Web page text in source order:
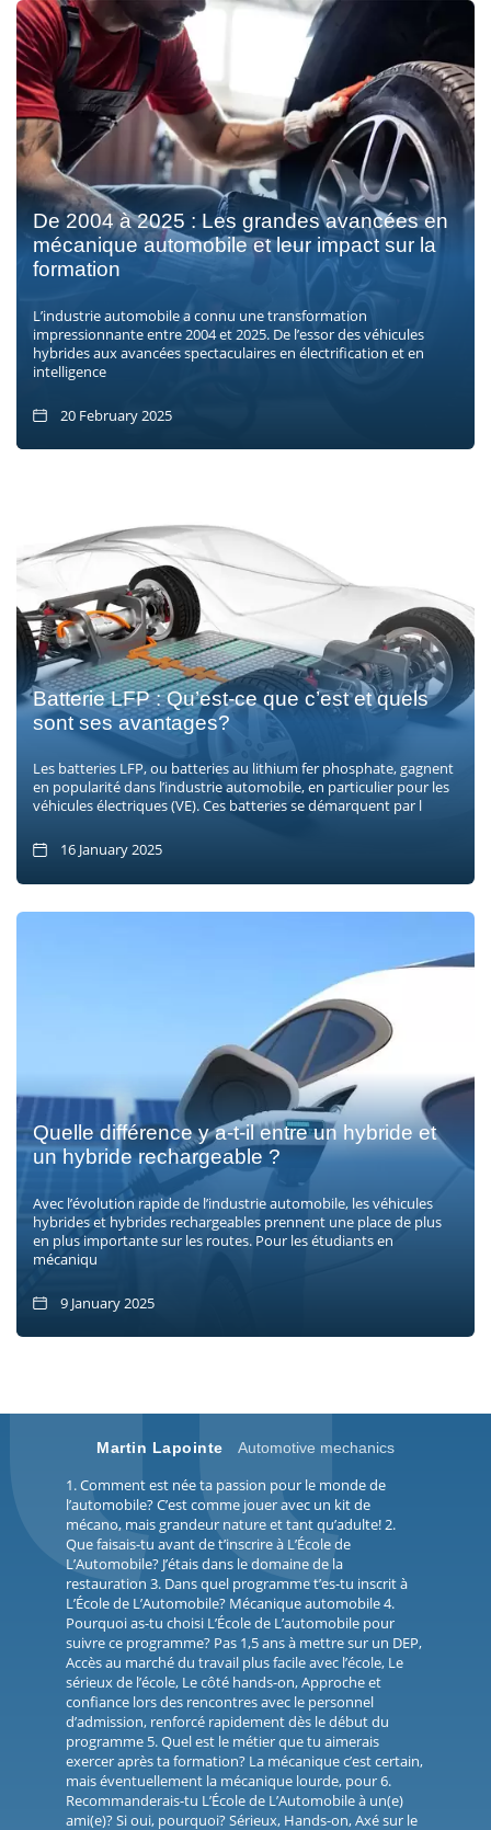
De 2004 à 2025 : Les grandes avancées en
mécanique automobile et leur impact sur la
formation
L’industrie automobile a connu une transformation
impressionnante entre 2004 et 2025. De l’essor des véhicules
hybrides aux avancées spectaculaires en électrification et en
intelligence
20 February 2025
Batterie LFP : Qu’est-ce que c’est et quels
sont ses avantages?
Les batteries LFP, ou batteries au lithium fer phosphate, gagnent
en popularité dans l’industrie automobile, en particulier pour les
véhicules électriques (VE). Ces batteries se démarquent par l
16 January 2025
Quelle différence y a-t-il entre un hybride et
un hybride rechargeable ?
Avec l’évolution rapide de l’industrie automobile, les véhicules
hybrides et hybrides rechargeables prennent une place de plus
en plus importante sur les routes. Pour les étudiants en
mécaniqu
9 January 2025
Martin Lapointe Automotive mechanics
1. Comment est née ta passion pour le monde de
l’automobile? C’est comme jouer avec un kit de
mécano, mais grandeur nature et tant qu’adulte! 2.
Que faisais-tu avant de t’inscrire à L’École de
L’Automobile? J’étais dans le domaine de la
restauration 3. Dans quel programme t’es-tu inscrit à
L’École de L’Automobile? Mécanique automobile 4.
Pourquoi as-tu choisi L’École de L’automobile pour
suivre ce programme? Pas 1,5 ans à mettre sur un DEP,
Accès au marché du travail plus facile avec l’école, Le
sérieux de l’école, Le côté hands-on, Approche et
confiance lors des rencontres avec le personnel
d’admission, renforcé rapidement dès le début du
programme 5. Quel est le métier que tu aimerais
exercer après ta formation? La mécanique c’est certain,
mais éventuellement la mécanique lourde, pour 6.
Recommanderais-tu L’École de L’Automobile à un(e)
ami(e)? Si oui, pourquoi? Sérieux, Hands-on, Axé sur le